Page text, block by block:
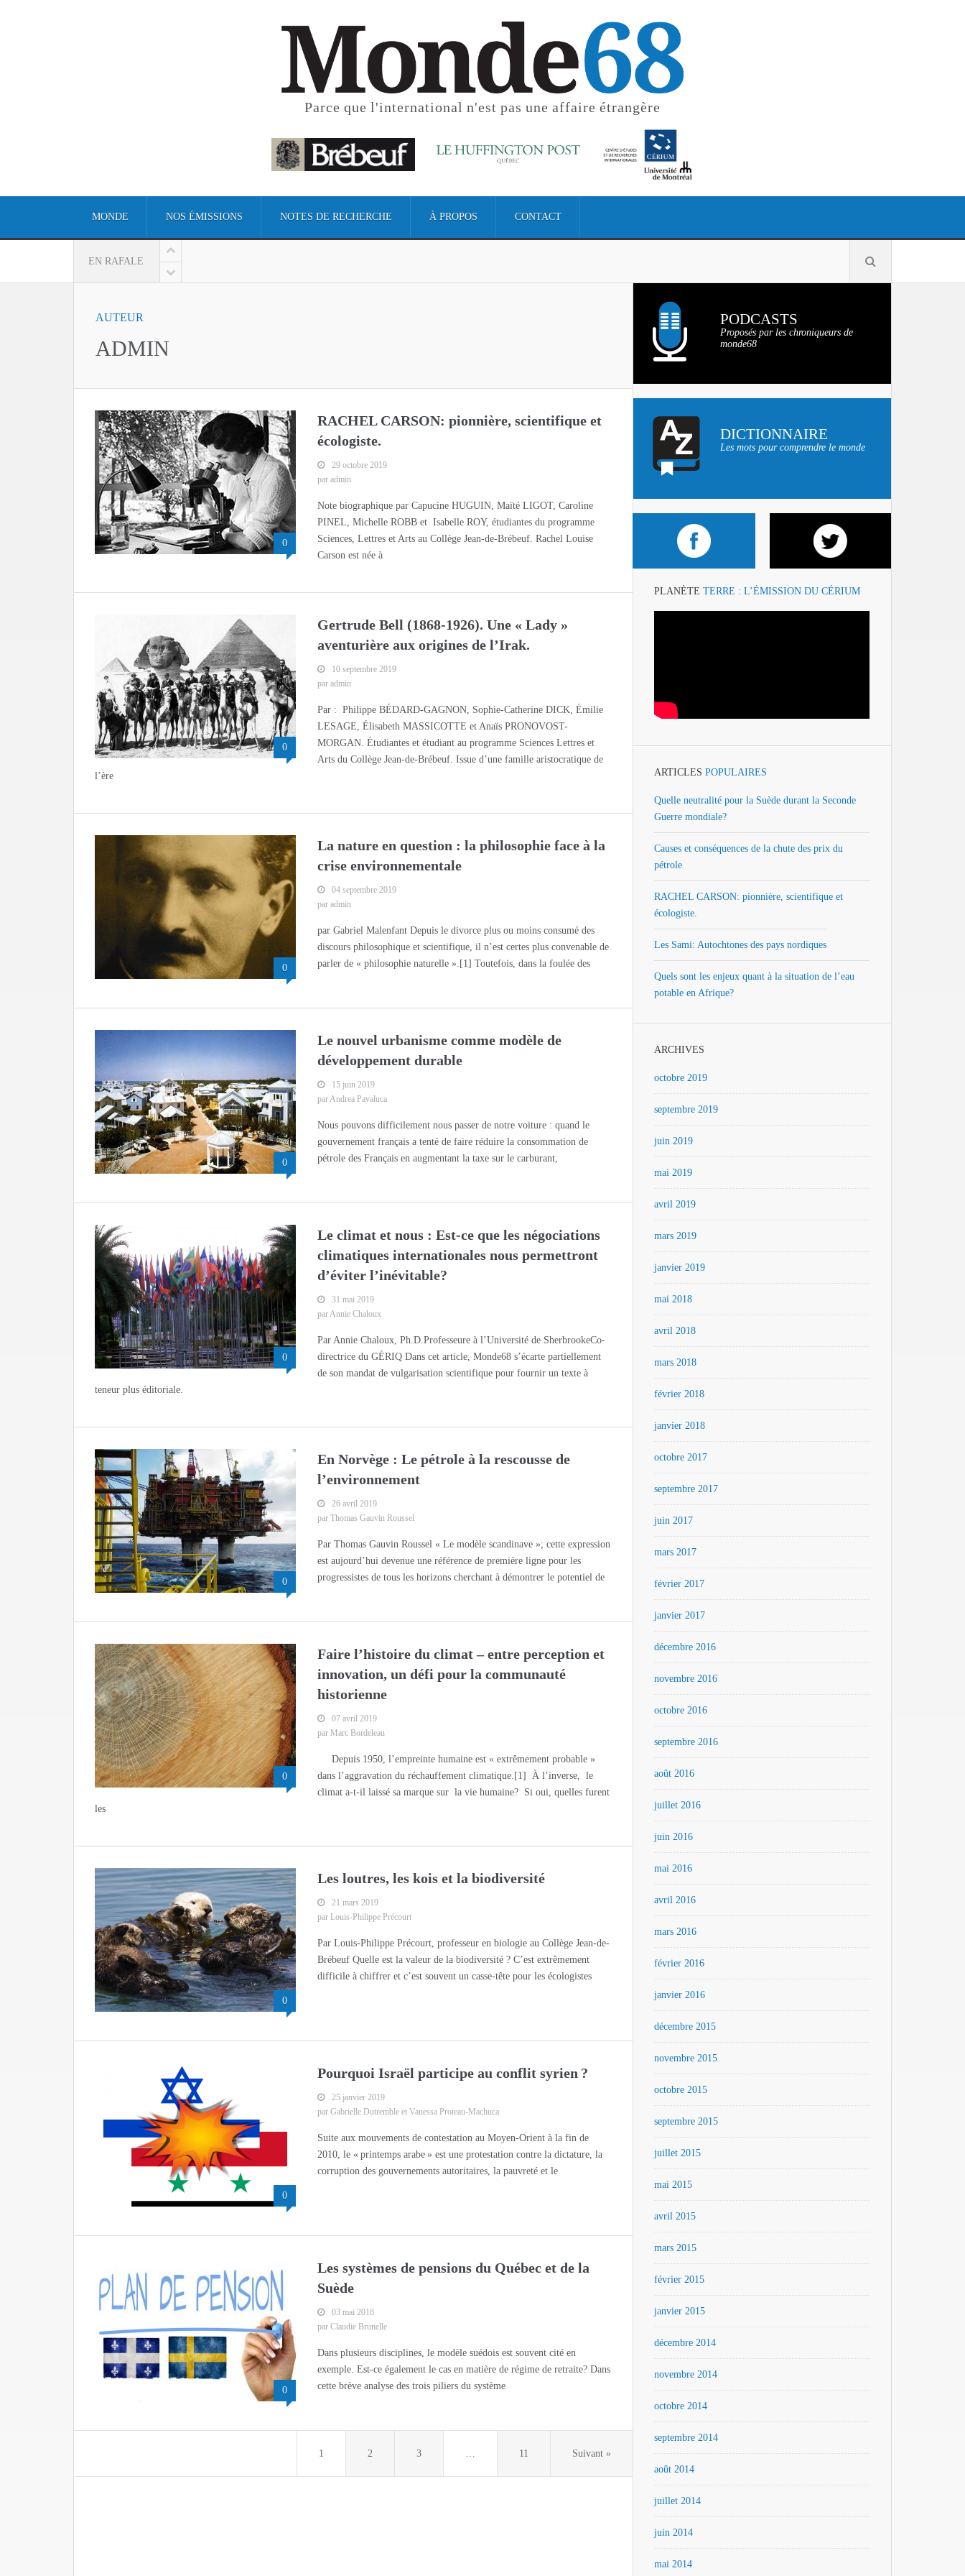
Parce que l'international n'est pas une affaire étrangère
MONDE NOS ÉMISSIONS NOTES DE RECHERCHE À PROPOS CONTACT
EN RAFALE
AUTEUR
ADMIN
0
RACHEL CARSON: pionnière, scientifique et
écologiste.
29 octobre 2019
par admin
Note biographique par Capucine HUGUIN, Maïté LIGOT, Caroline
PINEL, Michelle ROBB et Isabelle ROY, étudiantes du programme
Sciences, Lettres et Arts au Collège Jean-de-Brébeuf. Rachel Louise
Carson est née à
0
Gertrude Bell (1868-1926). Une « Lady »
aventurière aux origines de l’Irak.
10 septembre 2019
par admin
Par : Philippe BÉDARD-GAGNON, Sophie-Catherine DICK, Émilie
LESAGE, Élisabeth MASSICOTTE et Anaïs PRONOVOST-
MORGAN. Étudiantes et étudiant au programme Sciences Lettres et
Arts du Collège Jean-de-Brébeuf. Issue d’une famille aristocratique de
l’ère
0
La nature en question : la philosophie face à la
crise environnementale
04 septembre 2019
par admin
par Gabriel Malenfant Depuis le divorce plus ou moins consumé des
discours philosophique et scientifique, il n’est certes plus convenable de
parler de « philosophie naturelle ».[1] Toutefois, dans la foulée des
0
Le nouvel urbanisme comme modèle de
développement durable
15 juin 2019
par Andrea Pavaluca
Nous pouvons difficilement nous passer de notre voiture : quand le
gouvernement français a tenté de faire réduire la consommation de
pétrole des Français en augmentant la taxe sur le carburant,
0
Le climat et nous : Est-ce que les négociations
climatiques internationales nous permettront
d’éviter l’inévitable?
31 mai 2019
par Annie Chaloux
Par Annie Chaloux, Ph.D.Professeure à l’Université de SherbrookeCo-
directrice du GÉRIQ Dans cet article, Monde68 s’écarte partiellement
de son mandat de vulgarisation scientifique pour fournir un texte à
teneur plus éditoriale.
0
En Norvège : Le pétrole à la rescousse de
l’environnement
26 avril 2019
par Thomas Gauvin Roussel
Par Thomas Gauvin Roussel « Le modèle scandinave »; cette expression
est aujourd’hui devenue une référence de première ligne pour les
progressistes de tous les horizons cherchant à démontrer le potentiel de
0
Faire l’histoire du climat – entre perception et
innovation, un défi pour la communauté
historienne
07 avril 2019
par Marc Bordeleau
Depuis 1950, l’empreinte humaine est « extrêmement probable »
dans l’aggravation du réchauffement climatique.[1] À l’inverse, le
climat a-t-il laissé sa marque sur la vie humaine? Si oui, quelles furent
les
0
Les loutres, les kois et la biodiversité
21 mars 2019
par Louis-Philippe Précourt
Par Louis-Philippe Précourt, professeur en biologie au Collège Jean-de-
Brébeuf Quelle est la valeur de la biodiversité ? C’est extrêmement
difficile à chiffrer et c’est souvent un casse-tête pour les écologistes
0
Pourquoi Israël participe au conflit syrien ?
25 janvier 2019
par Gabrielle Dutremble et Vanessa Proteau-Machuca
Suite aux mouvements de contestation au Moyen-Orient à la fin de
2010, le « printemps arabe » est une protestation contre la dictature, la
corruption des gouvernements autoritaires, la pauvreté et le
0
Les systèmes de pensions du Québec et de la
Suède
03 mai 2018
par Claudie Brunelle
Dans plusieurs disciplines, le modèle suédois est souvent cité en
exemple. Est-ce également le cas en matière de régime de retraite? Dans
cette brève analyse des trois piliers du système
1 2 3 … 11 Suivant »
PODCASTS
Proposés par les chroniqueurs de
monde68
DICTIONNAIRE
Les mots pour comprendre le monde
PLANÈTE TERRE : L’ÉMISSION DU CÉRIUM
ARTICLES POPULAIRES
Quelle neutralité pour la Suède durant la Seconde
Guerre mondiale?
Causes et conséquences de la chute des prix du
pétrole
RACHEL CARSON: pionnière, scientifique et
écologiste.
Les Sami: Autochtones des pays nordiques
Quels sont les enjeux quant à la situation de l’eau
potable en Afrique?
ARCHIVES
octobre 2019
septembre 2019
juin 2019
mai 2019
avril 2019
mars 2019
janvier 2019
mai 2018
avril 2018
mars 2018
février 2018
janvier 2018
octobre 2017
septembre 2017
juin 2017
mars 2017
février 2017
janvier 2017
décembre 2016
novembre 2016
octobre 2016
septembre 2016
août 2016
juillet 2016
juin 2016
mai 2016
avril 2016
mars 2016
février 2016
janvier 2016
décembre 2015
novembre 2015
octobre 2015
septembre 2015
juillet 2015
mai 2015
avril 2015
mars 2015
février 2015
janvier 2015
décembre 2014
novembre 2014
octobre 2014
septembre 2014
août 2014
juillet 2014
juin 2014
mai 2014